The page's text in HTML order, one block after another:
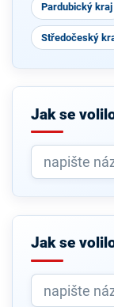
Pardubický kraj
Středočeský
Jak se
Jak se